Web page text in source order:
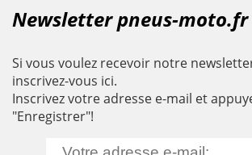
Newsletter pneus-moto.fr
Si vous voulez recevoir notre
inscrivez-vous ici.
Inscrivez votre adresse e-mail et
"Enregistrer"!